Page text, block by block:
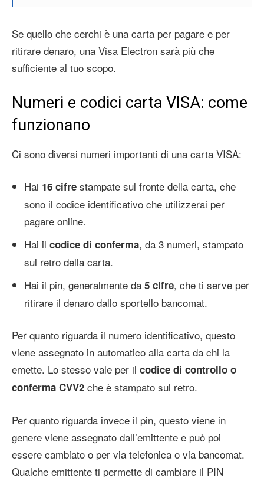
Se quello che cerchi è una carta per pagare e per
ritirare denaro, una Visa Electron sarà più che
sufficiente al tuo scopo.
Numeri e codici carta VISA: come
funzionano
Ci sono diversi numeri importanti di una carta VISA:
Hai 16 cifre stampate sul fronte della carta, che
sono il codice identificativo che utilizzerai per
pagare online.
Hai il codice di conferma, da 3 numeri, stampato
sul retro della carta.
Hai il pin, generalmente da 5 cifre, che ti serve per
ritirare il denaro dallo sportello bancomat.
Per quanto riguarda il numero identificativo, questo
viene assegnato in automatico alla carta da chi la
emette. Lo stesso vale per il codice di controllo o
conferma CVV2 che è stampato sul retro.
Per quanto riguarda invece il pin, questo viene in
genere viene assegnato dall’emittente e può poi
essere cambiato o per via telefonica o via bancomat.
Qualche emittente ti permette di cambiare il PIN